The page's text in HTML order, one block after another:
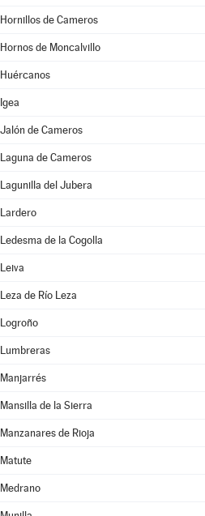
Hornillos de Cameros
Hornos de Moncalvillo
Huércanos
Igea
Jalón de Cameros
Laguna de Cameros
Lagunilla del Jubera
Lardero
Ledesma de la Cogolla
Leiva
Leza de Río Leza
Logroño
Lumbreras
Manjarrés
Mansilla de la Sierra
Manzanares de Rioja
Matute
Medrano